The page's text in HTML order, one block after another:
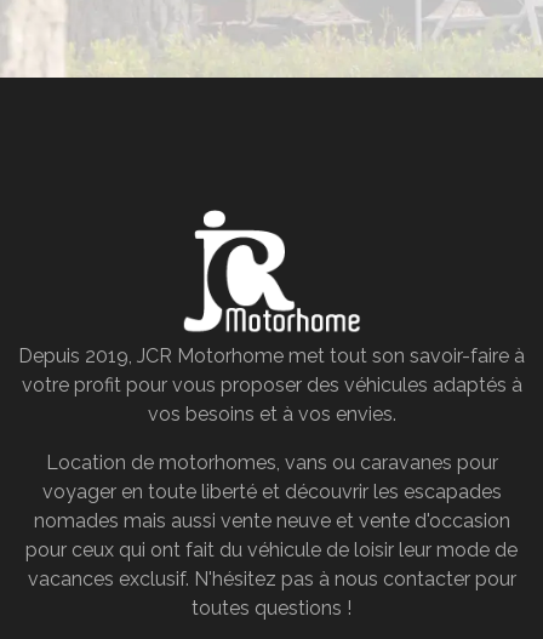
Depuis 2019, JCR Motorhome met tout son savoir-faire à
votre profit pour vous proposer des véhicules adaptés à
vos besoins et à vos envies.
Location de motorhomes, vans ou caravanes pour
voyager en toute liberté et découvrir les escapades
nomades mais aussi vente neuve et vente d'occasion
pour ceux qui ont fait du véhicule de loisir leur mode de
vacances exclusif. N'hésitez pas à nous contacter pour
toutes questions !